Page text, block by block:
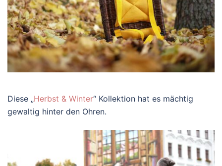
Diese „Herbst & Winter“ Kollektion hat es mächtig
gewaltig hinter den Ohren.